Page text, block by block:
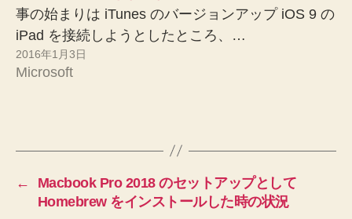
事の始まりは iTunes のバージョンアップ iOS 9 の
iPad を接続しようとしたところ、…
2016年1月3日
Microsoft
←
Macbook Pro 2018 のセットアップとして
Homebrew をインストールした時の状況